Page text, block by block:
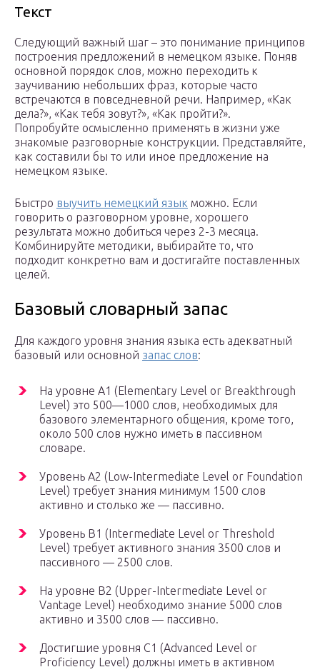
Текст
Следующий важный шаг – это понимание принципов
построения предложений в немецком языке. Поняв
основной порядок слов, можно переходить к
заучиванию небольших фраз, которые часто
встречаются в повседневной речи. Например, «Как
дела?», «Как тебя зовут?», «Как пройти?».
Попробуйте осмысленно применять в жизни уже
знакомые разговорные конструкции. Представляйте,
как составили бы то или иное предложение на
немецком языке.
Быстро выучить немецкий язык можно. Если
говорить о разговорном уровне, хорошего
результата можно добиться через 2-3 месяца.
Комбинируйте методики, выбирайте то, что
подходит конкретно вам и достигайте поставленных
целей.
Базовый словарный запас
Для каждого уровня знания языка есть адекватный
базовый или основной запас слов:
На уровне А1 (Elementary Level or Breakthrough
Level) это 500—1000 слов, необходимых для
базового элементарного общения, кроме того,
около 500 слов нужно иметь в пассивном
словаре.
Уровень А2 (Low-Intermediate Level or Foundation
Level) требует знания минимум 1500 слов
активно и столько же — пассивно.
Уровень В1 (Intermediate Level or Threshold
Level) требует активного знания 3500 слов и
пассивного — 2500 слов.
На уровне В2 (Upper-Intermediate Level or
Vantage Level) необходимо знание 5000 слов
активно и 3500 слов — пассивно.
Достигшие уровня С1 (Advanced Level or
Proficiency Level) должны иметь в активном